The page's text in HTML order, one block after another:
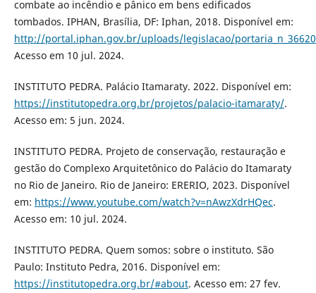
combate ao incêndio e pânico em bens edificados
tombados. IPHAN, Brasília, DF: Iphan, 2018. Disponível em:
http://portal.iphan.gov.br/uploads/legislacao/
Acesso em 10 jul. 2024.
INSTITUTO PEDRA. Palácio Itamaraty. 2022. Disponível em:
https://institutopedra.org.br/projetos/palacio-itamaraty/.
Acesso em: 5 jun. 2024.
INSTITUTO PEDRA. Projeto de conservação, restauração e
gestão do Complexo Arquitetônico do Palácio do Itamaraty
no Rio de Janeiro. Rio de Janeiro: ERERIO, 2023. Disponível
em: https://www.youtube.com/watch?v=nAwzXdrHQec.
Acesso em: 10 jul. 2024.
INSTITUTO PEDRA. Quem somos: sobre o instituto. São
Paulo: Instituto Pedra, 2016. Disponível em:
https://institutopedra.org.br/#about. Acesso em: 27 fev.